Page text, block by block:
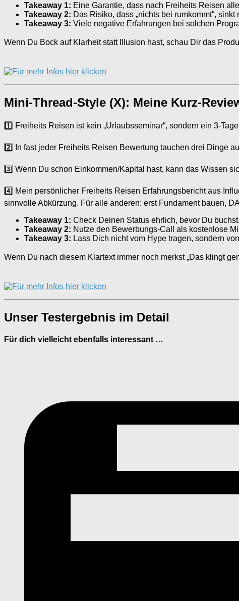
Takeaway 1: Eine Garantie, dass nach Freiheits Reisen
Takeaway 2: Das Risiko, dass „nichts bei rumkommt“,
Takeaway 3: Viele negative Erfahrungen bei solchen
Wenn Du Bock auf Klarheit statt Illusion hast, schau Dir das
Mini-Thread-Style (X): Meine Kurz-
1️⃣ Freiheits Reisen ist kein „Urlaubsseminar“, sondern ein 3-
2️⃣ In fast jeder Freiheits Reisen Bewertung tauchen drei Dinge
3️⃣ Wenn Du schon Einkommen/Kapital hast, kann das Wissen
4️⃣ Mein persönlicher Freiheits Reisen Erfahrungsbericht aus
sinnvolle Abkürzung. Für alle anderen: erst Fundament bauen,
Takeaway 1: Check Deinen Status ehrlich, bevor Du buchst.
Takeaway 2: Nutze den Bewerbungs-Call als kostenlose
Takeaway 3: Lass Dich nicht vom Hype tragen, sondern
Wenn Du nach diesem Klartext immer noch merkst „Das klingt
Unser Testergebnis im Detail
Für dich vielleicht ebenfalls interessant …